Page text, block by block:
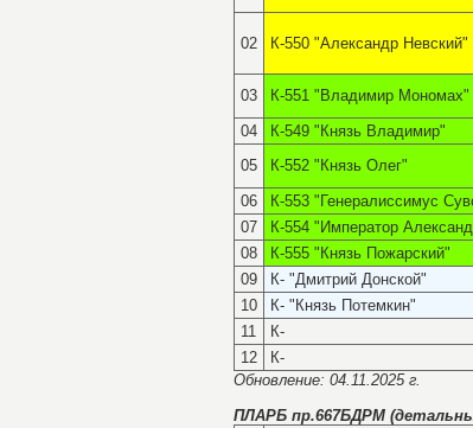
02 К-550 "Александр Невский"
03
К-551 "Владимир Мономах"
04
К-549 "Князь Владимир"
05
К-552 "Князь Олег"
06
К-553 "Генералиссимус
07
К-554 "Император
08
К-555 "Князь Пожарский"
09
К- "Дмитрий Донской"
10
К- "Князь Потемкин"
11
К-
12
К-
Обновление: 04.11.2025 г.
ПЛАРБ пр.667БДРМ